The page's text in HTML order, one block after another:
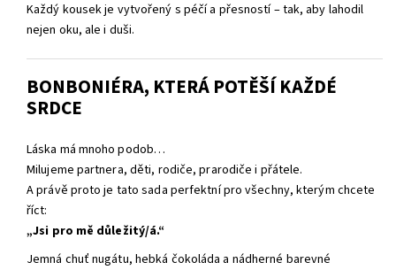
Každý kousek je vytvořený s péčí a přesností – tak, aby lahodil
nejen oku, ale i duši.
BONBONIÉRA, KTERÁ POTĚŠÍ KAŽDÉ
SRDCE
Láska má mnoho podob…
Milujeme partnera, děti, rodiče, prarodiče i přátele.
A právě proto je tato sada perfektní pro všechny, kterým chcete
říct:
„Jsi pro mě důležitý/á.“
Jemná chuť nugátu, hebká čokoláda a nádherné barevné